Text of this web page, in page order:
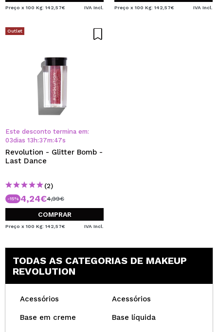
Preço x 100 Kg: 142,57€ IVA Incl. Preço x 100 Kg: 142,57€ IVA Incl.
Outlet
Este desconto termina em:
03dias 13 h:37m:46s
Revolution - Glitter Bomb -
Last Dance
(2)
-15% 4,24€4,99€
COMPRAR
Preço x 100 Kg: 142,57€ IVA Incl.
TODAS AS CATEGORIAS DE MAKEUP
REVOLUTION
Acessórios Acessórios
Base em creme Base líquida